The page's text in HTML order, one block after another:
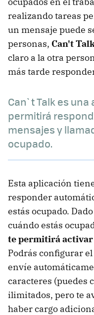
realizando tareas
un mensaje puede
personas, Can't
claro a la otra
más tarde
Can`t Talk es
permitirá
mensajes y
ocupado.
Esta aplicación
responder
estás ocupado.
cuándo estás
te permitirá activar
Podrás configurar
envíe
caracteres (puedes
ilimitados, pero te
haber cargo